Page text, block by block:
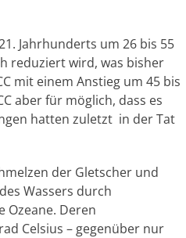
Jahrhunderts um 26 bis 55
reduziert wird, was bisher
mit einem Anstieg um 45 bis
aber für möglich, dass es
hatten zuletzt in der Tat
der Gletscher und
Wassers durch
Ozeane. Deren
Celsius – gegenüber nur